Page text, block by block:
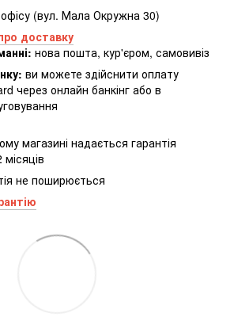
(вул. Мала Окружна 30)
доставку
нова пошта, кур'єром, самовивіз
ви можете здійснити оплату
через онлайн банкінг або в
магазині надається гарантія
не поширюється